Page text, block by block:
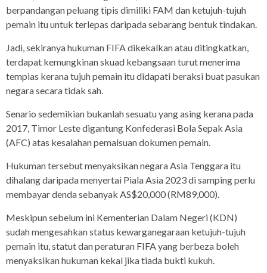
berpandangan peluang tipis dimiliki FAM dan ketujuh-tujuh
pemain itu untuk terlepas daripada sebarang bentuk tindakan.
Jadi, sekiranya hukuman FIFA dikekalkan atau ditingkatkan,
terdapat kemungkinan skuad kebangsaan turut menerima
tempias kerana tujuh pemain itu didapati beraksi buat pasukan
negara secara tidak sah.
Senario sedemikian bukanlah sesuatu yang asing kerana pada
2017, Timor Leste digantung Konfederasi Bola Sepak Asia
(AFC) atas kesalahan pemalsuan dokumen pemain.
Hukuman tersebut menyaksikan negara Asia Tenggara itu
dihalang daripada menyertai Piala Asia 2023 di samping perlu
membayar denda sebanyak AS$20,000 (RM89,000).
Meskipun sebelum ini Kementerian Dalam Negeri (KDN)
sudah mengesahkan status kewarganegaraan ketujuh-tujuh
pemain itu, statut dan peraturan FIFA yang berbeza boleh
menyaksikan hukuman kekal jika tiada bukti kukuh.